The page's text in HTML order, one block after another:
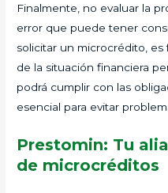
Finalmente, no evaluar la
error que puede tener
solicitar un microcrédito,
de la situación financiera
podrá cumplir con las
esencial para evitar
Prestomin: Tu
de microcréditos